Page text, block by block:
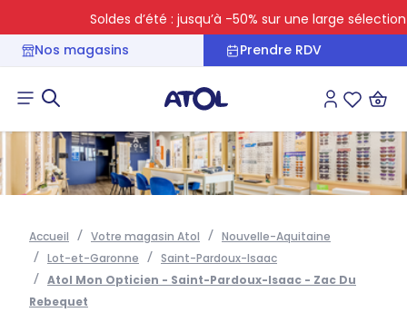
Soldes d’été : jusqu’à -50% sur une large sélection
Nos magasins
Prendre RDV
Connexion
Accueil Votre magasin Atol
Nouvelle-Aquitaine
Lot-et-Garonne
Saint-Pardoux-Isaac
Atol Mon Opticien - Saint-Pardoux-Isaac - Zac Du
Rebequet